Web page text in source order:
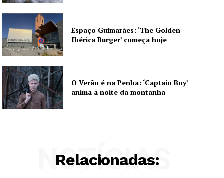
Espaço Guimarães: ‘The Golden
Ibérica Burger’ começa hoje
O Verão é na Penha: ‘Captain Boy’
anima a noite da montanha
Relacionadas:
NOTÍCIAS